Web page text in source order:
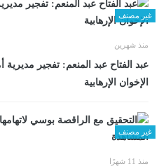
غير مصنف
منذ شهرين
عبد الفتاح عبد المنعم: تفجير
الإخوان الإرهابية
غير مصنف
منذ 11 شهرًا